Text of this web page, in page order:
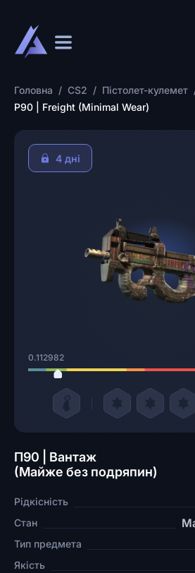
Головна / CS2 / Пістолет-кулемет
P90 | Freight (Minimal Wear)
4 днi
0.112982
П90 | Вантаж
(Майже без подряпин)
Рідкісність
Стан
Тип предмета
Якість